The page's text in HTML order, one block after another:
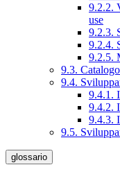
9.2.2.
use
9.2.3.
9.2.4.
9.2.5.
9.3.
9.4.
9.4.1.
9.4.2.
9.4.3.
9.5.
glossario